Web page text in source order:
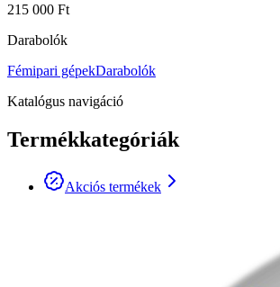
215 000 Ft
Darabolók
Fémipari gépekDarabolók
Katalógus navigáció
Termékkategóriák
Akciós termékek